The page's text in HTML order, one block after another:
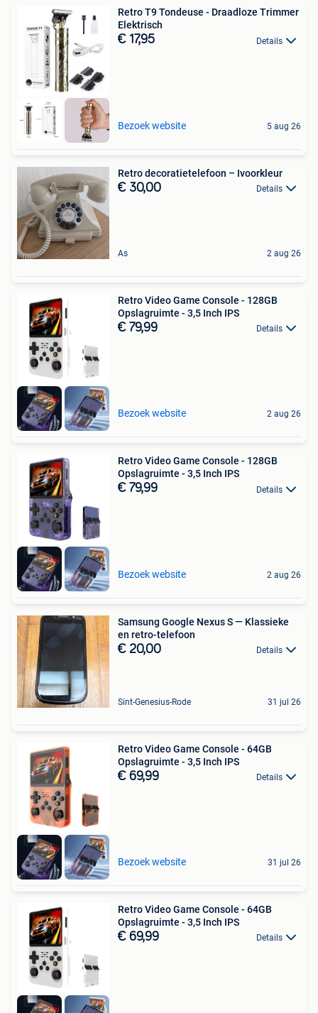
Retro T9 Tondeuse - Draadloze Trimmer
Elektrisch
€ 17,95 Details
Bezoek website 5 aug 26
Retro decoratietelefoon – Ivoorkleur
€ 30,00 Details
As 2 aug 26
Retro Video Game Console - 128GB
Opslagruimte - 3,5 Inch IPS
€ 79,99 Details
Bezoek website 2 aug 26
Retro Video Game Console - 128GB
Opslagruimte - 3,5 Inch IPS
€ 79,99 Details
Bezoek website 2 aug 26
Samsung Google Nexus S — Klassieke
en retro-telefoon
€ 20,00 Details
Sint-Genesius-Rode 31 jul 26
Retro Video Game Console - 64GB
Opslagruimte - 3,5 Inch IPS
€ 69,99 Details
Bezoek website 31 jul 26
Retro Video Game Console - 64GB
Opslagruimte - 3,5 Inch IPS
€ 69,99 Details